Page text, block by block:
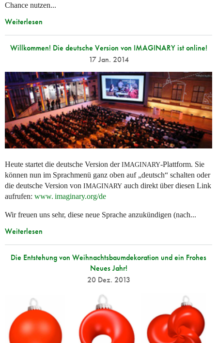
Chance nutzen...
Weiterlesen
Willkommen! Die deutsche Version von IMAGINARY ist online!
17 Jan. 2014
Heute startet die deutsche Version derIMAGINARY-Plattform. Sie
können nun im Sprachmenü ganz oben auf „deutsch“ schalten oder
die deutsche Version von IMAGINARY auch direkt über diesen Link
aufrufen: www. imaginary.org/de
Wir freuen uns sehr, diese neue Sprache anzukündigen (nach...
Weiterlesen
Die Entstehung von Weihnachtsbaumdekoration und ein Frohes
Neues Jahr!
20 Dez. 2013